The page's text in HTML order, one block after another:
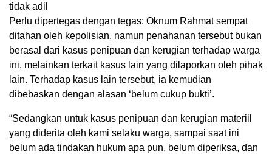
tidak adil
Perlu dipertegas dengan tegas: Oknum Rahmat sempat
ditahan oleh kepolisian, namun penahanan tersebut bukan
berasal dari kasus penipuan dan kerugian terhadap warga
ini, melainkan terkait kasus lain yang dilaporkan oleh pihak
lain. Terhadap kasus lain tersebut, ia kemudian
dibebaskan dengan alasan ‘belum cukup bukti’.
“Sedangkan untuk kasus penipuan dan kerugian materiil
yang diderita oleh kami selaku warga, sampai saat ini
belum ada tindakan hukum apa pun, belum diperiksa, dan